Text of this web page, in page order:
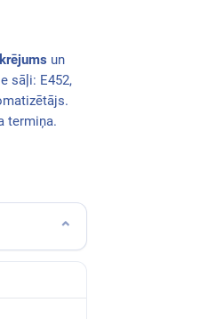
krējums un
sāļi: E452,
termiņa.
⌄